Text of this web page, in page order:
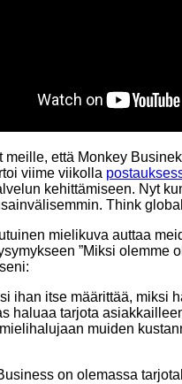
meille, että Monkey
viime viikolla
kehittämiseen. Nyt
Think
mielikuva auttaa
”Miksi olemme
ihan itse määrittää, miksi
haluaa tarjota
muiden
on olemassa